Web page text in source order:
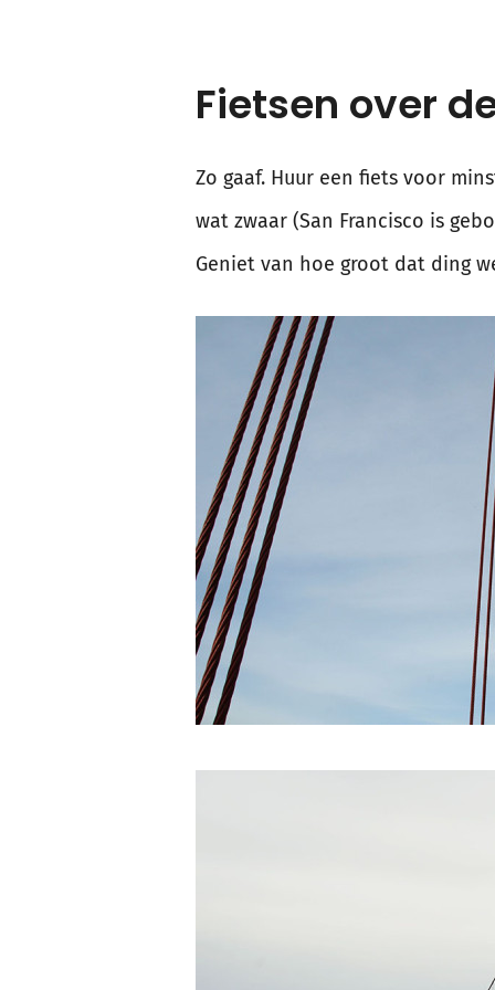
Fietsen over
Zo gaaf. Huur een fiets voor
wat zwaar (San Francisco is
Geniet van hoe groot dat ding